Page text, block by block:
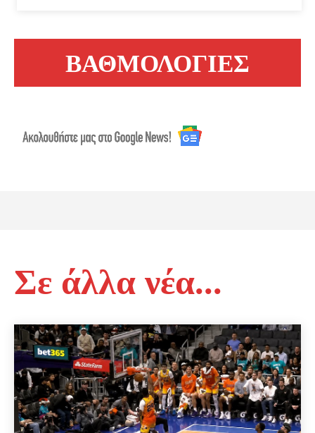
ΒΑΘΜΟΛΟΓΙΕΣ
Σε άλλα νέα...